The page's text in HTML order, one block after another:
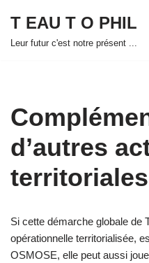
Aller
T EAU T O PHIL
Leur futur c'est notre présent ...
d’autres
territoriales
Si cette démarche globale de
opérationnelle territorialisée,
OSMOSE, elle peut aussi